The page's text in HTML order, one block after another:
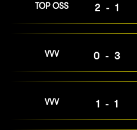
TOP OSS 2-1
VVV 0-3
VVV 1-1